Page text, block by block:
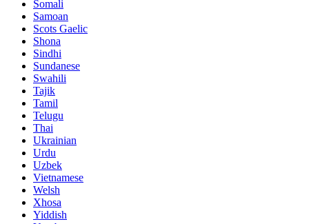
Somali
Samoan
Scots Gaelic
Shona
Sindhi
Sundanese
Swahili
Tajik
Tamil
Telugu
Thai
Ukrainian
Urdu
Uzbek
Vietnamese
Welsh
Xhosa
Yiddish